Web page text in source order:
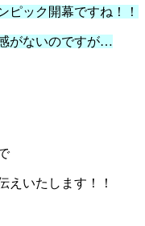
ピック開幕ですね！！
がないのですが…
えいたします！！